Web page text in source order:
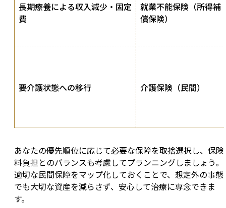
長期療養による収入減少・固定
費
就業不能保険（所得補
償保険）
要介護状態への移行 介護保険（民間）
あなたの優先順位に応じて必要な保障を取捨選択し、保険
料負担とのバランスも考慮してプランニングしましょう。
適切な民間保障をマップ化しておくことで、想定外の事態
でも大切な資産を減らさず、安心して治療に専念できま
す。